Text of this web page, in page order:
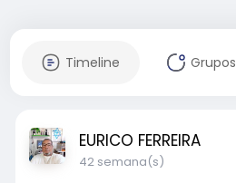
Timeline Grupos
EURICO FERREIRA
42 semana(s)